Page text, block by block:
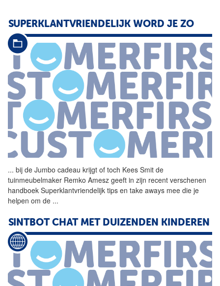
SUPERKLANTVRIENDELIJK WORD JE ZO
... bij de Jumbo cadeau krijgt of toch Kees Smit de
tuinmeubelmaker Remko Amesz geeft in zijn recent verschenen
handboek Superklantvriendelijk tips en take aways mee die je
helpen om de ...
SINTBOT CHAT MET DUIZENDEN KINDEREN